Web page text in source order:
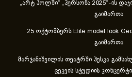
„არტ ჰოლში“ „პერსონა 2025“-ის
გაიმართა
25 ოქტომბერს Elite model look
გაიმართა
მარჯანიშვილის თეატრში პუსკა
ცეკვის სტუდიის